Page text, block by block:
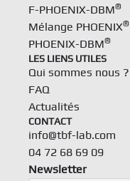
F-PHOENIX-DBM®
Mélange PHOENIX®
PHOENIX-DBM®
LES LIENS UTILES
Qui sommes nous ?
FAQ
Actualités
CONTACT
info@tbf-lab.com
04 72 68 69 09
Newsletter